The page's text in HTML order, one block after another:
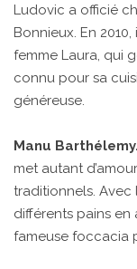
Ludovic a officié
Bonnieux. En
femme Laura, qui
connu pour sa
généreuse.
Manu Barthélemy.
met autant
traditionnels. Avec
différents pains
fameuse foccacia